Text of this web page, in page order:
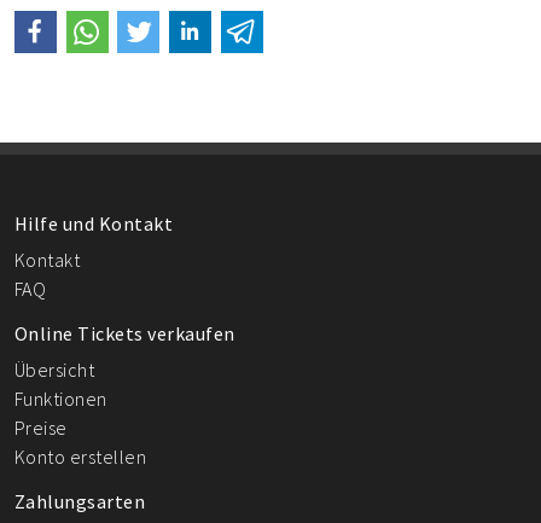
Hilfe und Kontakt
Kontakt
FAQ
Online Tickets verkaufen
Übersicht
Funktionen
Preise
Konto erstellen
Zahlungsarten